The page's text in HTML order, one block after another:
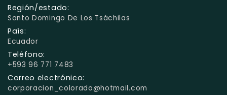
Región/estado:
Santo Domingo De Los Tsáchilas
País:
Ecuador
Teléfono:
+593 96 771 7483
Correo electrónico:
corporacion_colorado@hotmail.com